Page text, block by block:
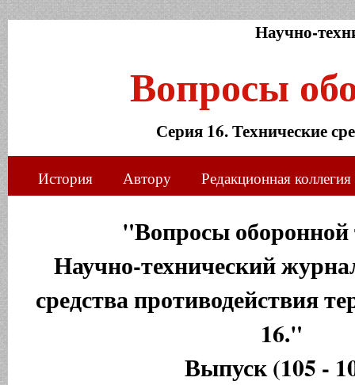
Научно-
Вопросы
Серия 16. Технические
История Автору Редакционная коллегия
"Вопросы оборонной
Научно-технический
средства противодействия
16."
Выпуск (105 -